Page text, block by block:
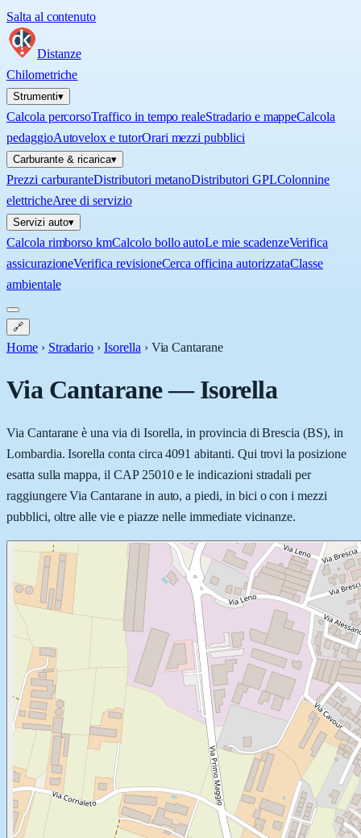
Salta al contenuto
Distanze
Chilometriche
Strumenti▾
Calcola percorsoTraffico in tempo realeStradario e mappeCalcola
pedaggioAutovelox e tutorOrari mezzi pubblici
Carburante & ricarica▾
Prezzi carburanteDistributori metanoDistributori GPLColonnine
elettricheAree di servizio
Servizi auto▾
Calcola rimborso kmCalcolo bollo autoLe mie scadenzeVerifica
assicurazioneVerifica revisioneCerca officina autorizzataClasse
ambientale
🔗
Home › Stradario › Isorella › Via Cantarane
Via Cantarane—Isorella
Via Cantarane è una via di Isorella, in provincia di Brescia (BS), in
Lombardia. Isorella conta circa 4091 abitanti. Qui trovi la posizione
esatta sulla mappa, il CAP 25010 e le indicazioni stradali per
raggiungere Via Cantarane in auto, a piedi, in bici o con i mezzi
pubblici, oltre alle vie e piazze nelle immediate vicinanze.